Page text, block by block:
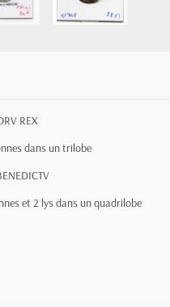
REX
dans un trilobe
et 2 lys dans un quadrilobe